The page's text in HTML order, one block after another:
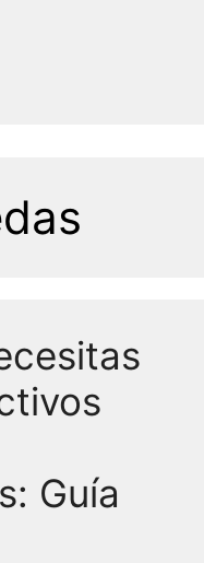
Guía